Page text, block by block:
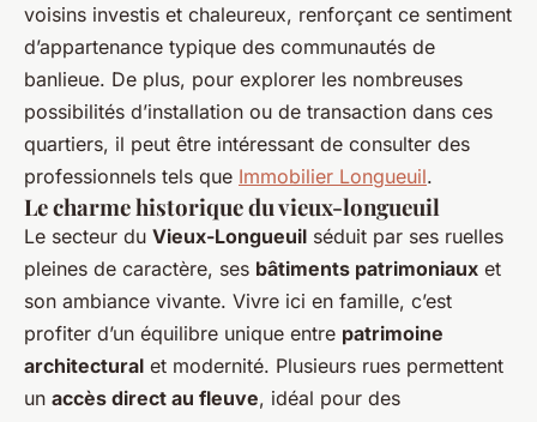
voisins investis et chaleureux, renforçant ce sentiment
d’appartenance typique des communautés de
banlieue. De plus, pour explorer les nombreuses
possibilités d’installation ou de transaction dans ces
quartiers, il peut être intéressant de consulter des
professionnels tels que Immobilier Longueuil.
Le charme historique du vieux-longueuil
Le secteur du Vieux-Longueuil séduit par ses ruelles
pleines de caractère, ses bâtiments patrimoniaux et
son ambiance vivante. Vivre ici en famille, c’est
profiter d’un équilibre unique entre patrimoine
architectural et modernité. Plusieurs rues permettent
un accès direct au fleuve, idéal pour des